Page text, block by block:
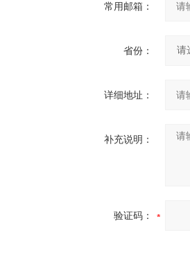
常用邮箱：
省份：
详细地址：
补充说明：
验证码：